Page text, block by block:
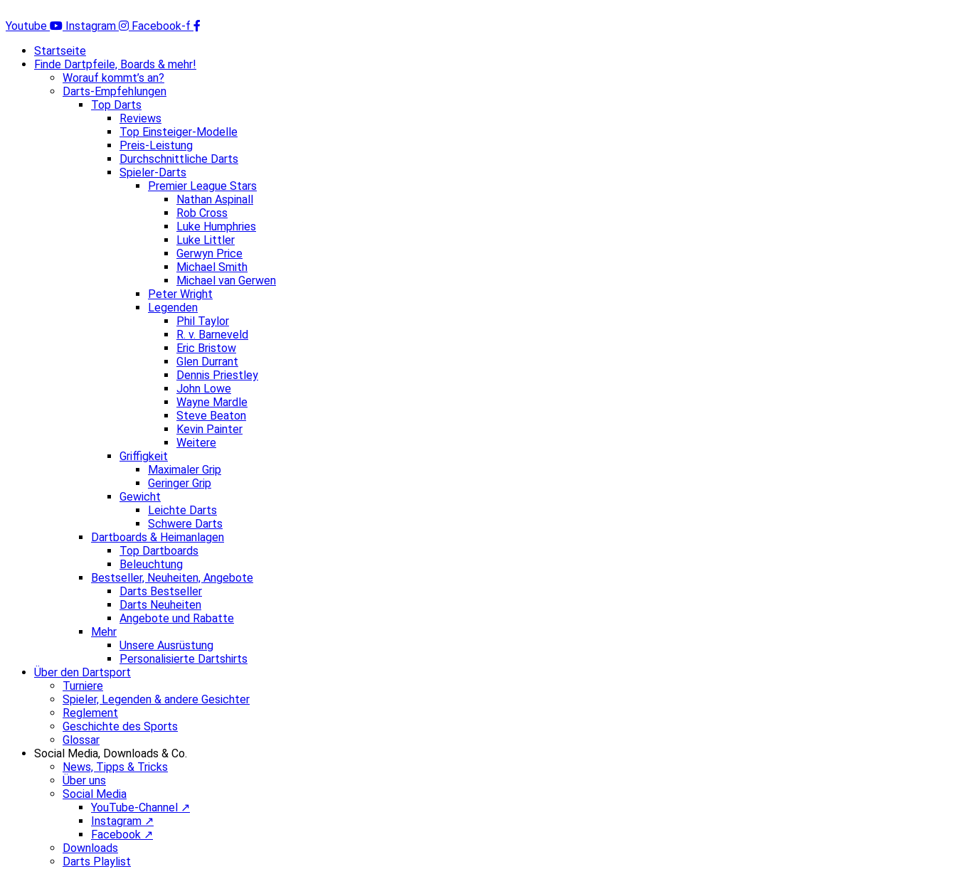
Inhalt
Youtube Instagram
Facebook-f
Startseite
Finde Dartpfeile, Boards & mehr!
Worauf kommt’s an?
Darts-Empfehlungen
Top Darts
Reviews
Top Einsteiger-Modelle
Preis-Leistung
Durchschnittliche Darts
Spieler-Darts
Premier League Stars
Nathan Aspinall
Rob Cross
Luke Humphries
Luke Littler
Gerwyn Price
Michael Smith
Michael van Gerwen
Peter Wright
Legenden
Phil Taylor
R. v. Barneveld
Eric Bristow
Glen Durrant
Dennis Priestley
John Lowe
Wayne Mardle
Steve Beaton
Kevin Painter
Weitere
Griffigkeit
Maximaler Grip
Geringer Grip
Gewicht
Leichte Darts
Schwere Darts
Dartboards & Heimanlagen
Top Dartboards
Beleuchtung
Bestseller, Neuheiten, Angebote
Darts Bestseller
Darts Neuheiten
Angebote und Rabatte
Mehr
Unsere Ausrüstung
Personalisierte Dartshirts
Über den Dartsport
Turniere
Spieler, Legenden & andere Gesichter
Reglement
Geschichte des Sports
Glossar
Social Media, Downloads & Co.
News, Tipps & Tricks
Über uns
Social Media
YouTube-Channel ↗
Instagram ↗
Facebook ↗
Downloads
Darts Playlist